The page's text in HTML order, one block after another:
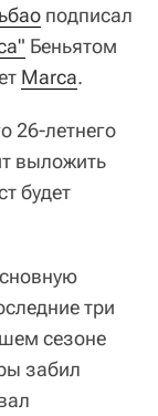
подписал
Беньятом
Marca.
26-летнего
выложить
будет
три
сезоне
забил